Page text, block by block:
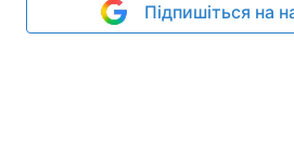
Підпишіться на